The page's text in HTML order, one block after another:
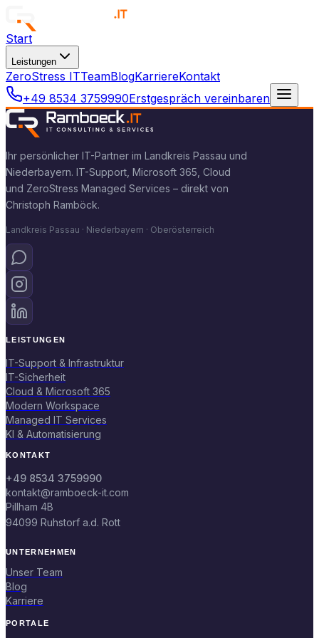
Start
Leistungen
ZeroStress ITTeamBlogKarriereKontakt
+49 8534 3759990Erstgespräch vereinbaren
Ihr persönlicher IT-Partner im Landkreis Passau und
Niederbayern. IT-Support, Microsoft 365, Cloud
und ZeroStress Managed Services – direkt von
Christoph Ramböck.
Landkreis Passau · Niederbayern · Oberösterreich
LEISTUNGEN
IT-Support & Infrastruktur
IT-Sicherheit
Cloud & Microsoft 365
Modern Workspace
Managed IT Services
KI & Automatisierung
KONTAKT
+49 8534 3759990
kontakt@ramboeck-it.com
Pillham 4B
94099 Ruhstorf a.d. Rott
UNTERNEHMEN
Unser Team
Blog
Karriere
PORTALE